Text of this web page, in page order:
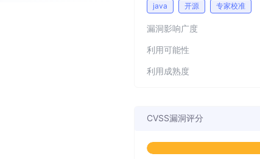
java 开源 专家校准
漏洞影响广度
利用可能性
利用成熟度
CVSS漏洞评分